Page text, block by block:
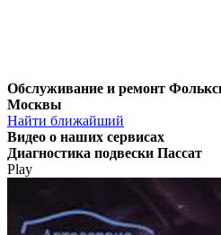
Обслуживание и ремонт
Москвы
Найти ближайший
Видео о наших сервисах
Диагностика подвески Пассат
Play